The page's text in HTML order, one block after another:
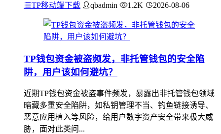
TP移动端下载 qbadmin 1.2K 2026-08-06
TP钱包资金被盗频发，非托管钱包的安全陷
阱，用户该如何避坑？
近期TP钱包资金被盗事件频发，暴露出非托管钱包领域
暗藏多重安全陷阱，如私钥管理不当、钓鱼链接诱导、
恶意应用植入等风险，给用户数字资产安全带来极大威
胁，面对此类问...